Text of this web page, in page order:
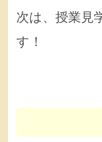
次は、授業見
す！